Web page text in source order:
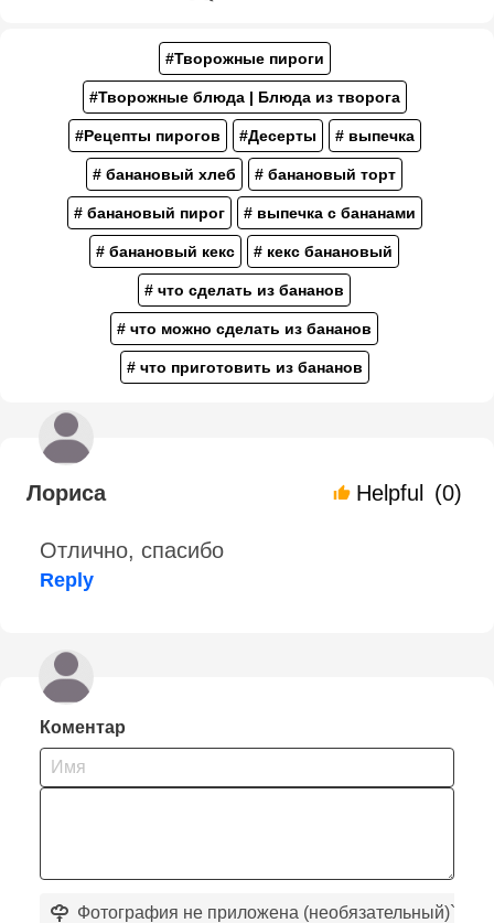
#Творожные пироги
#Творожные блюда | Блюда из творога
#Рецепты пирогов #Десерты # выпечка
# банановый хлеб # банановый торт
# банановый пирог # выпечка с бананами
# банановый кекс # кекс банановый
# что сделать из бананов
# что можно сделать из бананов
# что приготовить из бананов
Лориса Helpful (0)
Отлично, спасибо
Reply
Коментар
Фотография не приложена (необязательный)`